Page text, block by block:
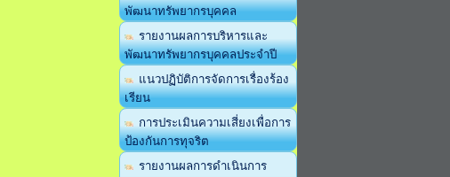
พัฒนาทรัพยากรบุคคล
รายงานผลการบริหารและ
พัฒนาทรัพยากรบุคคลประจำปี
แนวปฏิบัติการจัดการเรื่องร้อง
เรียน
การประเมินความเสี่ยงเพื่อการ
ป้องกันการทุจริต
รายงานผลการดำเนินการ